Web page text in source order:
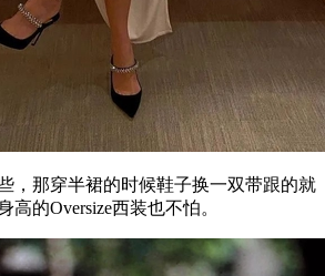
那穿半裙的时候鞋子换一双带跟的就
的Oversize西装也不怕。